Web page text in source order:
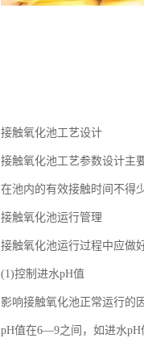
接触氧化池工艺设计
接触氧化池工艺参数设计主
在池内的有效接触时间不得
接触氧化池运行管理
接触氧化池运行过程中应做
(1)控制进水pH值
影响接触氧化池正常运行的
pH值在6—9之间，如进水pH